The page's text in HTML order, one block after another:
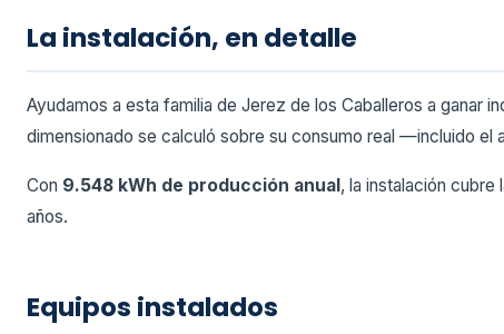
La instalación, en detalle
Ayudamos a esta familia de Jerez de los Caballeros a ganar
dimensionado se calculó sobre su consumo real —incluido
Con 9.548 kWh de producción anual, la instalación cubre
años.
Equipos instalados